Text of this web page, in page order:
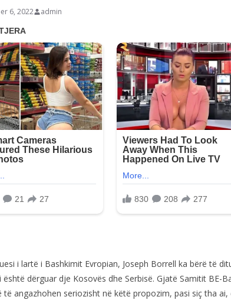
6, 2022 admin
i lartë i Bashkimit Evropian, Joseph Borrell ka bërë të
është dërguar dje Kosovës dhe Serbisë. Gjatë Samitit BE-
të angazhohen seriozisht në këtë propozim, pasi siç tha